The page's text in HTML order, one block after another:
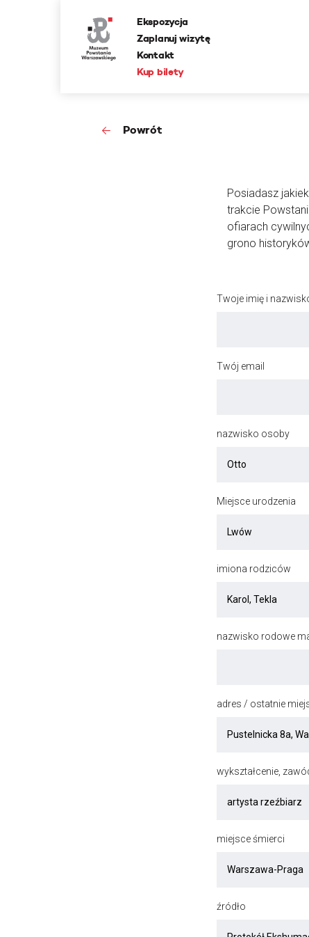
Ekspozycja
Zaplanuj wizytę
Kontakt
Kup bilety
Powrót
Posiadasz
trakcie
ofiarach
grono
Twoje imię i
Twój email
nazwisko osoby
Miejsce urodzenia
imiona rodziców
nazwisko rodowe
adres / ostatnie
wykształcenie,
miejsce śmierci
źródło